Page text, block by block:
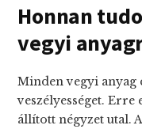
Honnan
vegyi
Minden vegyi anyag
veszélyességet. Erre
állított négyzet utal.